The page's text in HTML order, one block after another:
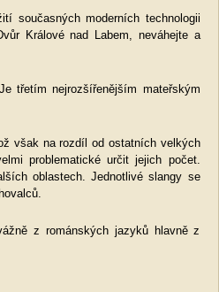
současných moderních technologii
Králové nad Labem, neváhejte a
třetím nejrozšířenějším mateřským
však na rozdíl od ostatních velkých
problematické určit jejich počet.
oblastech. Jednotlivé slangy se
z románských jazyků hlavně z